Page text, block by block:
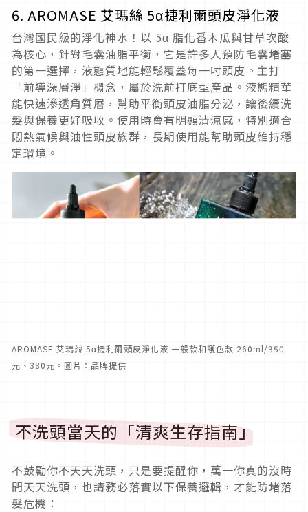
6. AROMASE 艾瑪絲 5α捷利爾頭皮淨化液
台灣國民級的淨化神水！以 5α 脂化番木瓜與甘草次酸
為核心，針對毛囊油脂平衡，它是許多人預防毛囊堵塞
的第一選擇，液態質地能輕鬆覆蓋每一吋頭皮。主打
「前導深層淨」概念，屬於洗前打底型產品。液態精華
能快速滲透角質層，幫助平衡頭皮油脂分泌，讓後續洗
髮與保養更好吸收。使用時會有明顯清涼感，特別適合
悶熱氣候與油性頭皮族群，長期使用能幫助頭皮維持穩
定環境。
AROMASE 艾瑪絲 5α捷利爾頭皮淨化液 一般款和護色款 260ml/350
元、380元。圖片：品牌提供
不洗頭當天的「清爽生存指南」
不鼓勵你不天天洗頭，只是要提醒你，萬一你真的沒時
間天天洗頭，也請務必落實以下保養邏輯，才能防堵落
髮危機：